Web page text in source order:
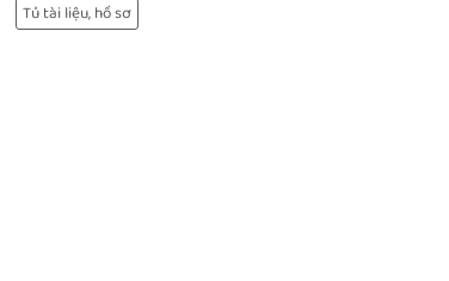
Tủ tài liệu, hồ sơ